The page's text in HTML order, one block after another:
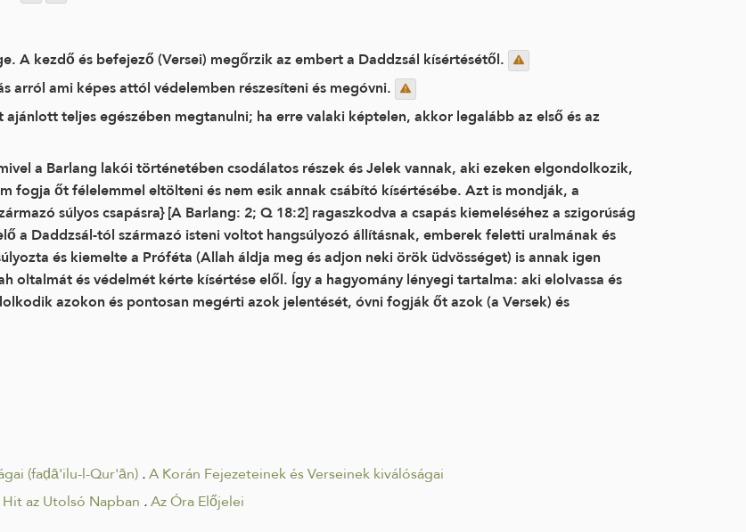
A kezdő és befejező (Versei) megőrzik az embert a Daddzsál kísértésétől.
arról ami képes attól védelemben részesíteni és megóvni.
teljes egészében megtanulni; ha erre valaki képtelen, akkor legalább az első és az
a Barlang lakói történetében csodálatos részek és Jelek vannak, aki ezeken elgondolkozik,
fogja őt félelemmel eltölteni és nem esik annak csábító kísértésébe. Azt is mondják, a
súlyos csapásra} [A Barlang: 2; Q 18:2] ragaszkodva a csapás kiemeléséhez a szigorúság
a Daddzsál-tól származó isteni voltot hangsúlyozó állításnak, emberek feletti uralmának és
és kiemelte a Próféta (Allah áldja meg és adjon neki örök üdvösséget) is annak igen
oltalmát és védelmét kérte kísértése elől. Így a hagyomány lényegi tartalma: aki elolvassa és
azokon és pontosan megérti azok jelentését, óvni fogják őt azok (a Versek) és
(faḍā'ilu-l-Qur'ān).A Korán Fejezeteinek és Verseinek kiválóságai
Hit az Utolsó Napban .Az Óra Előjelei